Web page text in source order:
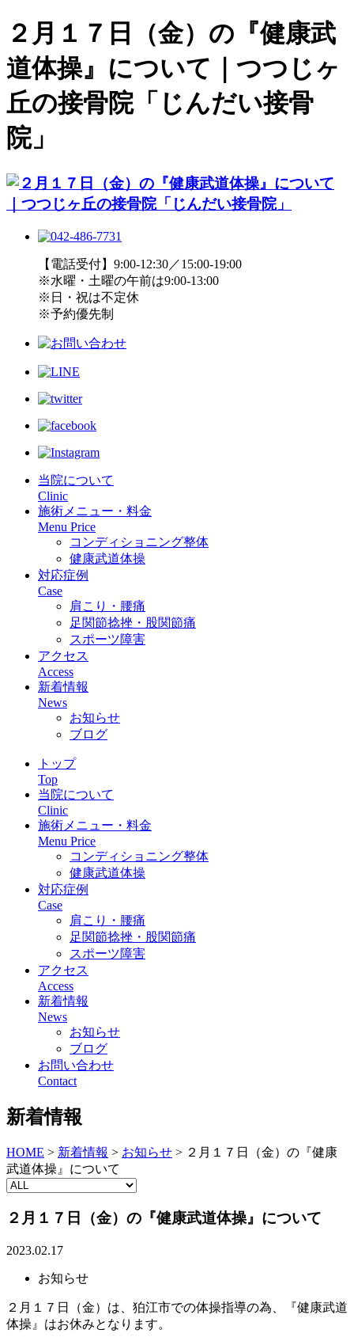
２月１７日（金）の『健康武
道体操』について｜つつじヶ
丘の接骨院「じんだい接骨
院」
【電話受付】9:00-12:30／15:00-19:00
※水曜・土曜の午前は9:00-13:00
※日・祝は不定休
※予約優先制
当院について
Clinic
施術メニュー・料金
Menu Price
コンディショニング整体
健康武道体操
対応症例
Case
肩こり・腰痛
足関節捻挫・股関節痛
スポーツ障害
アクセス
Access
新着情報
News
お知らせ
ブログ
トップ
Top
当院について
Clinic
施術メニュー・料金
Menu Price
コンディショニング整体
健康武道体操
対応症例
Case
肩こり・腰痛
足関節捻挫・股関節痛
スポーツ障害
アクセス
Access
新着情報
News
お知らせ
ブログ
お問い合わせ
Contact
新着情報
HOME > 新着情報 > お知らせ > ２月１７日（金）の『健康
武道体操』について
２月１７日（金）の『健康武道体操』について
2023.02.17
お知らせ
２月１７日（金）は、狛江市での体操指導の為、『健康武道
体操』はお休みとなります。